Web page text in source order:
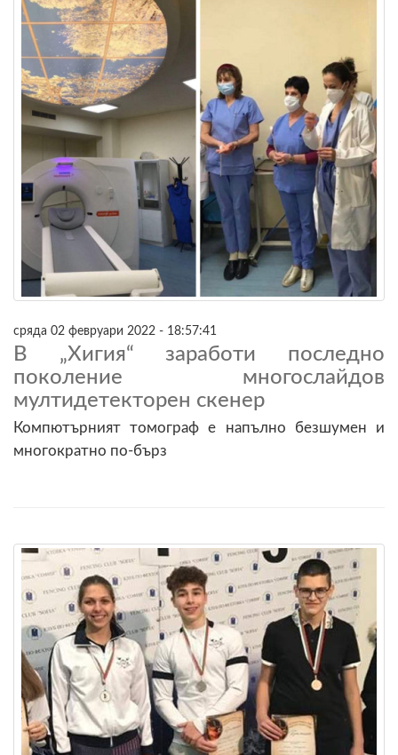
сряда 02 февруари 2022 - 18:57:41
В „Хигия“ заработи последно
поколение многослайдов
мултидетекторен скенер
Компютърният томограф е напълно безшумен и
многократно по-бърз